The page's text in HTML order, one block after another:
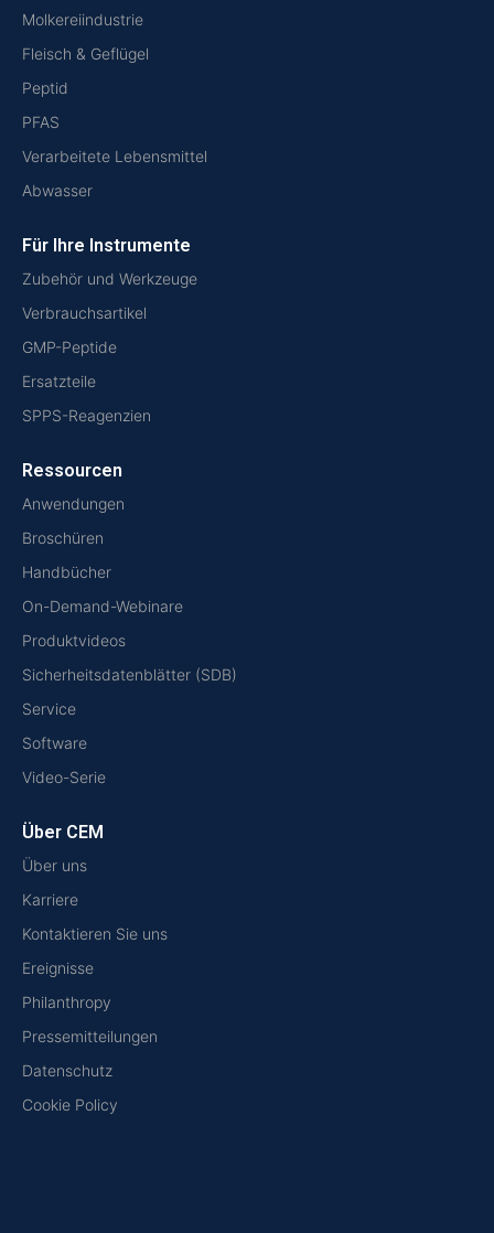
Molkereiindustrie
Fleisch & Geflügel
Peptid
PFAS
Verarbeitete Lebensmittel
Abwasser
Für Ihre Instrumente
Zubehör und Werkzeuge
Verbrauchsartikel
GMP-Peptide
Ersatzteile
SPPS-Reagenzien
Ressourcen
Anwendungen
Broschüren
Handbücher
On-Demand-Webinare
Produktvideos
Sicherheitsdatenblätter (SDB)
Service
Software
Video-Serie
Über CEM
Über uns
Karriere
Kontaktieren Sie uns
Ereignisse
Philanthropy
Pressemitteilungen
Datenschutz
Cookie Policy